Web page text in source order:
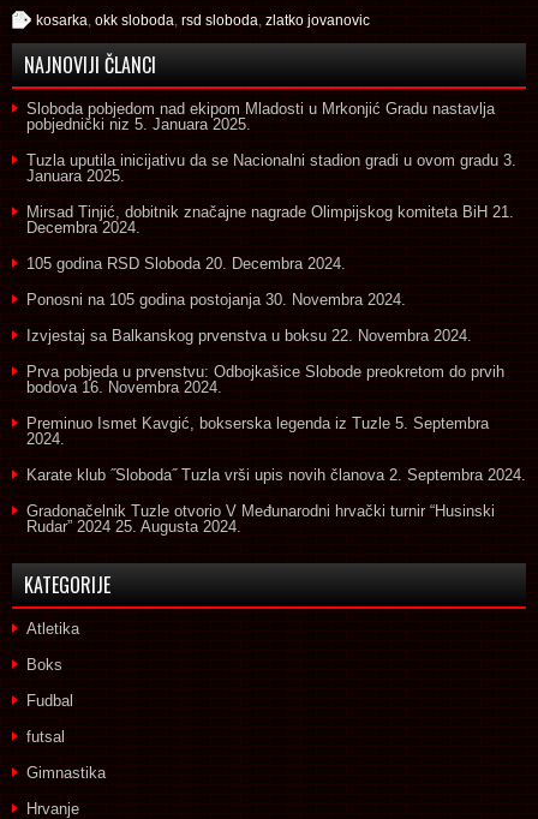
kosarka okk sloboda rsd sloboda zlatko jovanovic
NAJNOVIJI ČLANCI
Sloboda pobjedom nad ekipom Mladosti u Mrkonjić Gradu nastavlja
pobjednički niz 5. Januara 2025.
Tuzla uputila inicijativu da se Nacionalni stadion gradi u ovom gradu 3.
Januara 2025.
Mirsad Tinjić, dobitnik značajne nagrade Olimpijskog komiteta BiH 21.
Decembra 2024.
105 godina RSD Sloboda 20. Decembra 2024.
Ponosni na 105 godina postojanja 30. Novembra 2024.
Izvjestaj sa Balkanskog prvenstva u boksu 22. Novembra 2024.
Prva pobjeda u prvenstvu: Odbojkašice Slobode preokretom do prvih
bodova 16. Novembra 2024.
Preminuo Ismet Kavgić, bokserska legenda iz Tuzle 5. Septembra
2024.
Karate klub ˝Sloboda˝ Tuzla vrši upis novih članova 2. Septembra 2024.
Gradonačelnik Tuzle otvorio V Međunarodni hrvački turnir “Husinski
Rudar” 2024 25. Augusta 2024.
KATEGORIJE
Atletika
Boks
Fudbal
futsal
Gimnastika
Hrvanje